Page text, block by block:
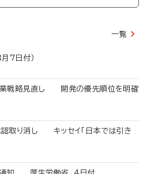
一覧
8月7日付）
業戦略見直し 開発の優先順位を明確
認取り消し キッセイ「日本では引き